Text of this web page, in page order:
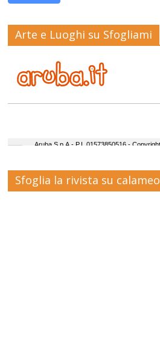
Arte e Luoghi su Sfogliami
Sfoglia la rivista su calameo